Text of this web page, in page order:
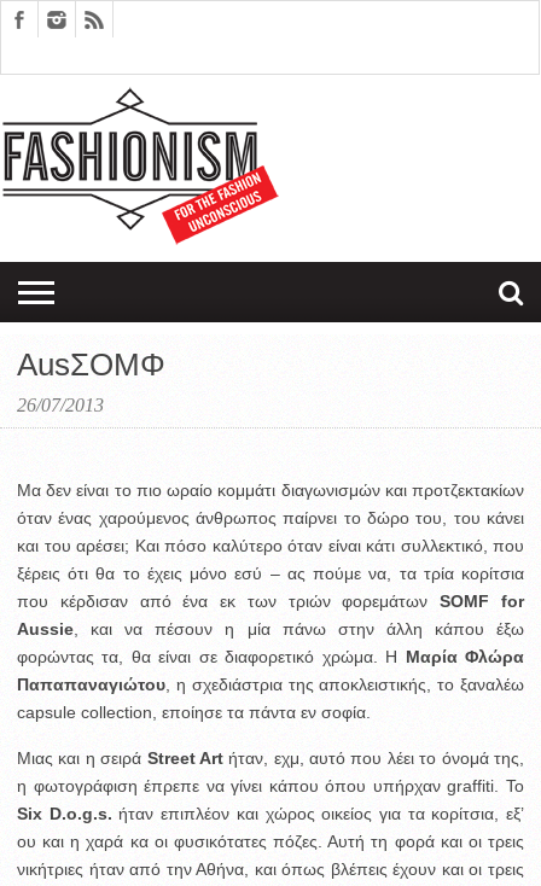
EDITORIALS
COUPLES
THERAPY
SARTORIAGRAM
AusΣΟΜΦ
26/07/2013
Μα δεν είναι το πιο ωραίο κομμάτι διαγωνισμών και προτζεκτακίων
όταν ένας χαρούμενος άνθρωπος παίρνει το δώρο του, του κάνει
και του αρέσει; Και πόσο καλύτερο όταν είναι κάτι συλλεκτικό, που
ξέρεις ότι θα το έχεις μόνο εσύ – ας πούμε να, τα τρία κορίτσια
που κέρδισαν από ένα εκ των τριών φορεμάτωνSOMF for
Aussie , και να πέσουν η μία πάνω στην άλλη κάπου έξω
φορώντας τα, θα είναι σε διαφορετικό χρώμα. Η Μαρία Φλώρα
Παπαπαναγιώτου , η σχεδιάστρια της αποκλειστικής, το ξαναλέω
capsule collection, εποίησε τα πάντα εν σοφία.
Μιας και η σειρά Street Artήταν, εχμ, αυτό που λέει το όνομά της,
η φωτογράφιση έπρεπε να γίνει κάπου όπου υπήρχαν graffiti. To
Six D.o.g.s. ήταν επιπλέον και χώρος οικείος για τα κορίτσια, εξ’
ου και η χαρά κα οι φυσικότατες πόζες. Αυτή τη φορά και οι τρεις
νικήτριες ήταν από την Αθήνα, και όπως βλέπεις έχουν και οι τρεις